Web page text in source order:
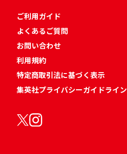
ご利用ガイド
よくあるご質問
お問い合わせ
利用規約
特定商取引法に基づく表示
集英社プライバシーガイドライン